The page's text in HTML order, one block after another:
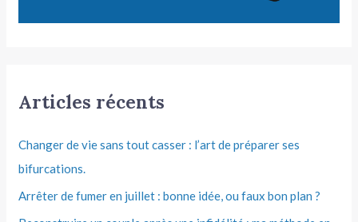
Articles récents
Changer de vie sans tout casser : l’art de préparer ses
bifurcations.
Arrêter de fumer en juillet : bonne idée, ou faux bon plan ?